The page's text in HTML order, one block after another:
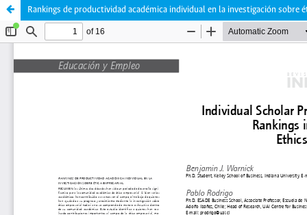
Rankings de productividad académica individual en la investigación sobre